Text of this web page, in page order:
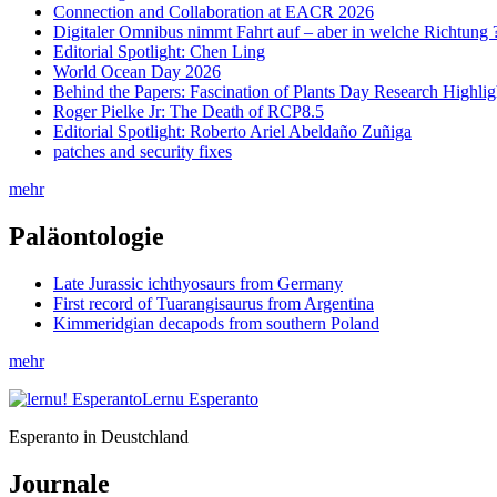
Connection and Collaboration at EACR 2026
Digitaler Omnibus nimmt Fahrt auf – aber in welche Richtung
Editorial Spotlight: Chen Ling
World Ocean Day 2026
Behind the Papers: Fascination of Plants Day Research
Roger Pielke Jr: The Death of RCP8.5
Editorial Spotlight: Roberto Ariel Abeldaño Zuñiga
patches and security fixes
mehr
Paläontologie
Late Jurassic ichthyosaurs from Germany
First record of Tuarangisaurus from Argentina
Kimmeridgian decapods from southern Poland
mehr
Lernu Esperanto
Esperanto in Deustchland
Journale